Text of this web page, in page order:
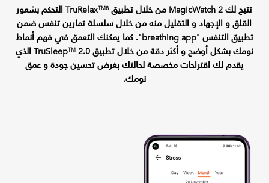
تتيح لك MagicWatch 2 من خلال تطبيق TruRelax TM8
التحكم بشعور
القلق و الإجهاد و التقليل منه من خلال سلسلة تمارين تنفس ضمن
تطبيق التنفس "breathing app". كما يمكنك التعمق في فهم أنماط
نومك بشكل أوضح و أكثر دقة من خلال تطبيق TruSleep
TM
2.0 الذي
يقدم لك اقتراحات مخصصة لحالتك بغرض تحسين جودة و عمق
نومك.